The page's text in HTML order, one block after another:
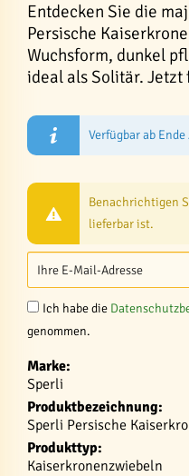
Entdecken Sie die
Persische
Wuchsform, dunkel
ideal als Solitär. Jetzt
Verfügbar ab
Benachrichtigen
lieferbar ist.
Ich habe die
genommen.
Marke:
Sperli
Produktbezeichnung:
Sperli Persische
Produkttyp:
Kaiserkronenzwiebeln